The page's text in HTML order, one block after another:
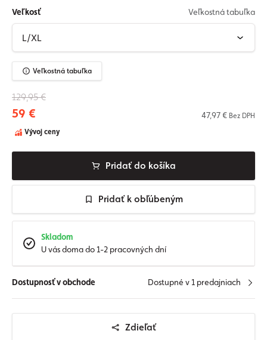
Veľkosť Veľkostná tabuľka
Veľkostná tabuľka
129,95 €
59 € 47,97 € Bez DPH
Vývoj ceny
Pridať do košíka
Pridať k obľúbeným
Skladom
U vás doma do 1-2 pracovných dní
Dostupnosť v obchode Dostupné v 1 predajniach
Zdieľať